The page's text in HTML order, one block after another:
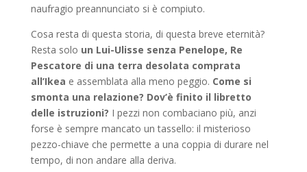
naufragio preannunciato si è compiuto.
Cosa resta di questa storia, di questa breve eternità?
Resta solo un Lui-Ulisse senza Penelope, Re
Pescatore di una terra desolata comprata
all’Ikea e assemblata alla meno peggio. Come si
smonta una relazione? Dov’è finito il libretto
delle istruzioni? I pezzi non combaciano più, anzi
forse è sempre mancato un tassello: il misterioso
pezzo-chiave che permette a una coppia di durare nel
tempo, di non andare alla deriva.